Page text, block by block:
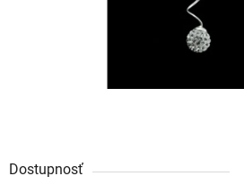
Dostupnosť